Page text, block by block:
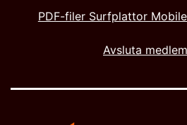
PDF-filer Surfplattor
Avsluta